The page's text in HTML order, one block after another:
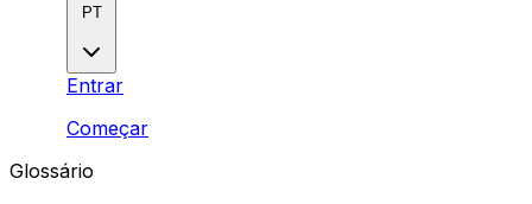
PT
Entrar
Começar
Glossário